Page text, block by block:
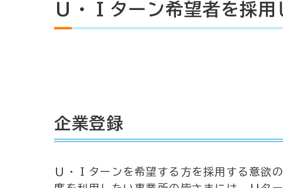
Ｕ・Ｉターン希望者を採
企業登録
Ｕ・Ｉターンを希望する方を採用する意欲